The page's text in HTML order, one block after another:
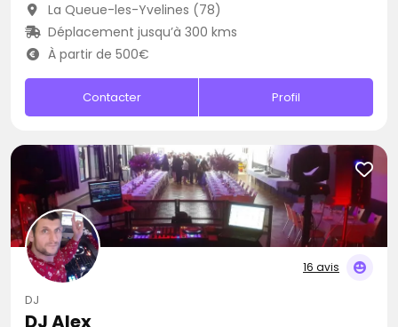
La Queue-les-Yvelines (78)
Déplacement jusqu’à 300 kms
À partir de 500€
Contacter Profil
16 avis
DJ
DJ Alex